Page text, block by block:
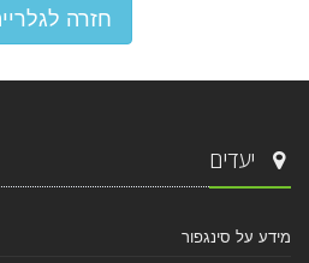
חזרה
יעדים
מידע על סינגפור